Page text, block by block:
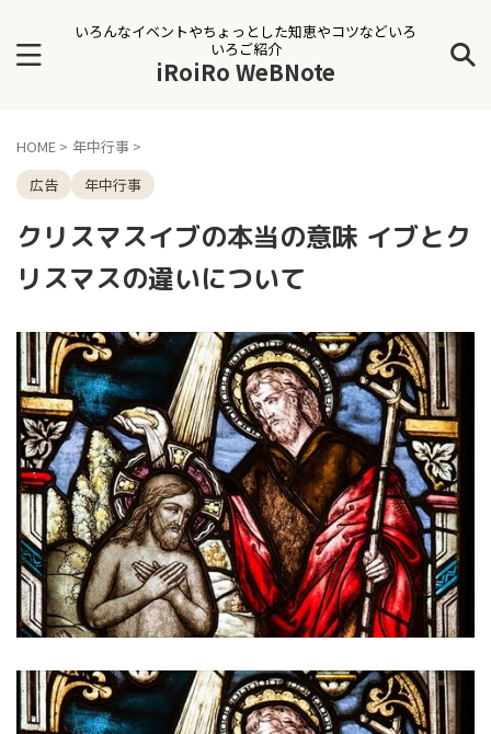
いろんなイベントやちょっとした知恵やコツなどいろ
いろご紹介
iRoiRo WeBNote
HOME > 年中行事 >
広告
年中行事
クリスマスイブの本当の意味 イブとク
リスマスの違いについて